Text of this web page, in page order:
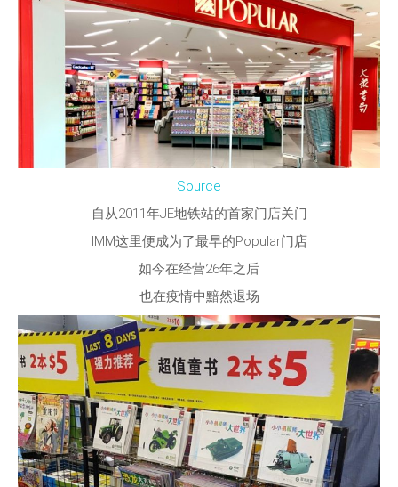
Source
自从2011年JE地铁站的首家门店关门
IMM这里便成为了最早的Popular门店
如今在经营26年之后
也在疫情中黯然退场